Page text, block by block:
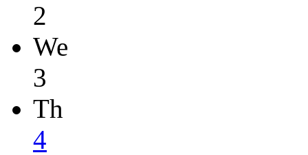
2
We
3
Th
4